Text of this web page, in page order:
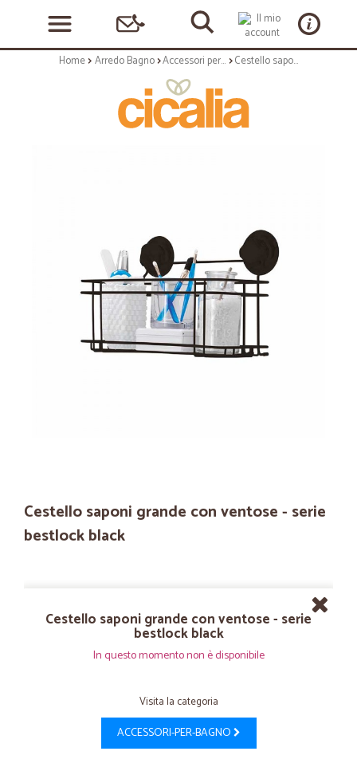
Home Arredo Bagno Accessori per bagno Cestello saponi grande con ventose - serie bestlock black
Cestello saponi grande con ventose - serie
bestlock black
Cestello saponi grande con ventose - serie
bestlock black
In questo momento non è disponibile
Visita la categoria
ACCESSORI-PER-BAGNO